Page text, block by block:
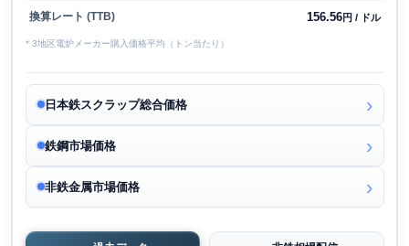
換算レート (TTB) 156.56円 / ドル
* 3地区電炉メーカー購入価格平均（トン当たり）
日本鉄スクラップ総合価格
鉄鋼市場価格
非鉄金属市場価格